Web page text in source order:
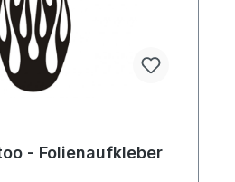
- Folienaufkleber